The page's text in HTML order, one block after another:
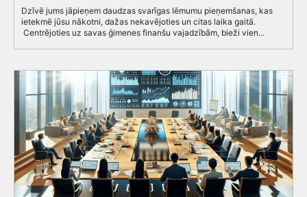
Dzīvē jums jāpieņem daudzas svarīgas lēmumu pieņemšanas, kas
ietekmē jūsu nākotni, dažas nekavējoties un citas laika gaitā.
Centrējoties uz savas ģimenes finanšu vajadzībām, bieži vien...